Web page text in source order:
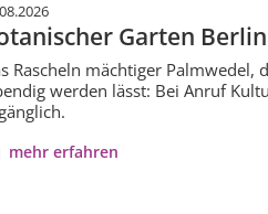
Garten
Rascheln mächtiger
werden lässt: Bei Anruf
mehr erfahren